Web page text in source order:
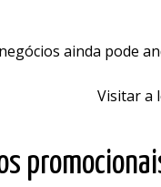
ainda pode
Visitar a